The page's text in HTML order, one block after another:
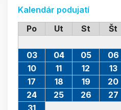
Kalendár podujatí
Po
Ut St Št
03
04 05 06
10
11 12 13
17
18 19 20
24
25 26 27